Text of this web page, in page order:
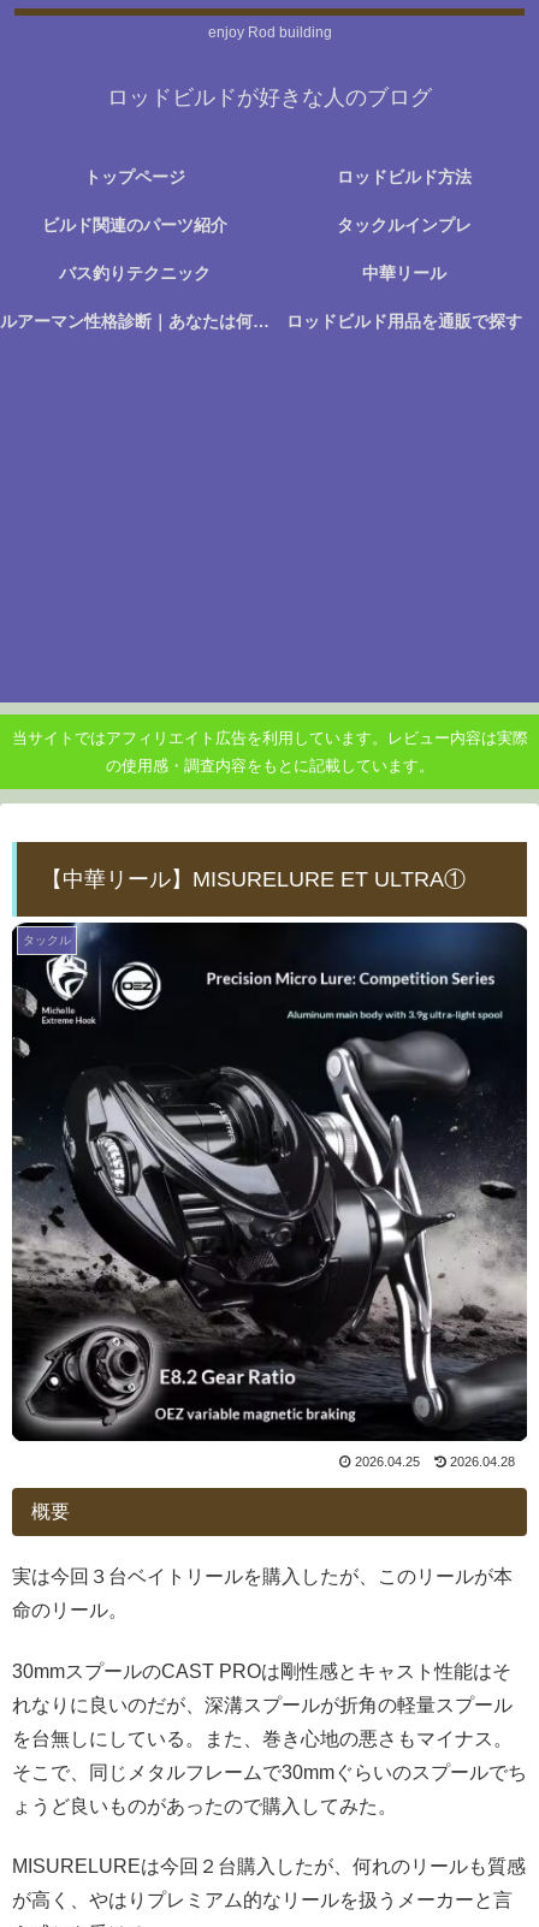
enjoy Rod building
ロッドビルドが好きな人のブログ
トップページ ロッドビルド方法
ビルド関連のパーツ紹介 タックルインプレ
バス釣りテクニック 中華リール
ルアーマン性格診断｜あなたは何に楽しさを感じる釣り人か？ ロッドビルド用品を通販で探す
当サイトではアフィリエイト広告を利用しています。レビュー内容は実際
の使用感・調査内容をもとに記載しています。
【中華リール】MISURELURE ET ULTRA①
タックル
2026.04.25 2026.04.28
概要
実は今回３台ベイトリールを購入したが、このリールが本
命のリール。
30mmスプールのCAST PROは剛性感とキャスト性能はそ
れなりに良いのだが、深溝スプールが折角の軽量スプール
を台無しにしている。また、巻き心地の悪さもマイナス。
そこで、同じメタルフレームで30mmぐらいのスプールでち
ょうど良いものがあったので購入してみた。
MISURELUREは今回２台購入したが、何れのリールも質感
が高く、やはりプレミアム的なリールを扱うメーカーと言